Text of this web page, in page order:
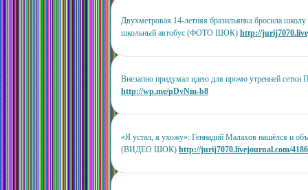
Двухметровая 14-летняя бразильянка бросила
школьный автобус (ФОТО ШОК) http://
Внезапно придумал идею для промо утренней
http://wp.me/pDvNm-b8
«Я устал, я ухожу»: Геннадий Малахов нашёлся и
(ВИДЕО ШОК) http://jurij7070.livejournal.com/